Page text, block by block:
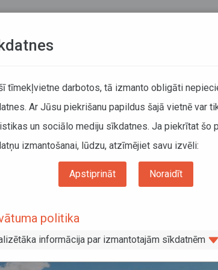
pakalpojumu nodrošināšanu līdz 2021.gada decembrim
pakalpojumu
32 piedāvājumi
tīmekļvietne darbotos, tā izmanto obligāti
Ar Jūsu piekrišanu papildus šajā vietnē var
un sociālo mediju sīkdatnes. Ja piekrītat šo
izmantošanai, lūdzu, atzīmējiet savu izvēli:
Apstiprināt Noraidīt
politika
informācija par izmantotajām sīkdatnēm